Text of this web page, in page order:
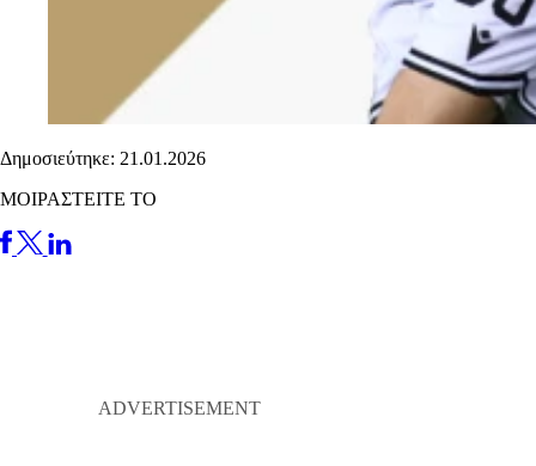
Δημοσιεύτηκε: 21.01.2026
ΜΟΙΡΑΣΤΕΙΤΕ ΤΟ